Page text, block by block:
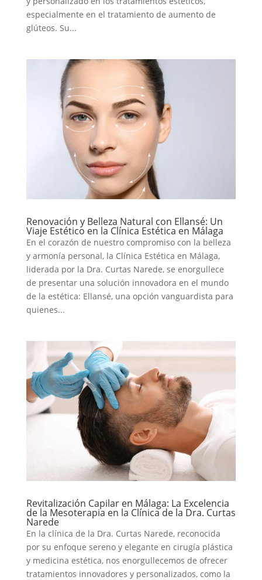
especialmente en el tratamiento de aumento de
glúteos. Su...
Renovación y Belleza Natural con Ellansé: Un
Viaje Estético en la Clínica Estética en Málaga
En el corazón de nuestro compromiso con la belleza
y armonía personal, la Clínica Estética en Málaga,
liderada por la Dra. Curtas Narede, se enorgullece
de presentar una solución innovadora en el mundo
de la estética: Ellansé, una opción vanguardista para
quienes...
Revitalización Capilar en Málaga: La Excelencia
de la Mesoterapia en la Clínica de la Dra. Curtas
Narede
En la clínica de la Dra. Curtas Narede, reconocida
por su enfoque sereno y elegante en cirugía plástica
y medicina estética, nos enorgullecemos de ofrecer
tratamientos innovadores y personalizados, como la